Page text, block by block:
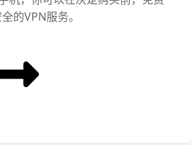
的VPN服务。